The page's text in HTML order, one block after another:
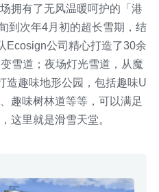
拥有了无风温暖呵护的「港
到次年4月初的超长雪期，结
Ecosign公司精心打造了30余
雪道；夜场灯光雪道，从魔
造趣味地形公园，包括趣味U
趣味树林道等等，可以满足
这里就是滑雪天堂。